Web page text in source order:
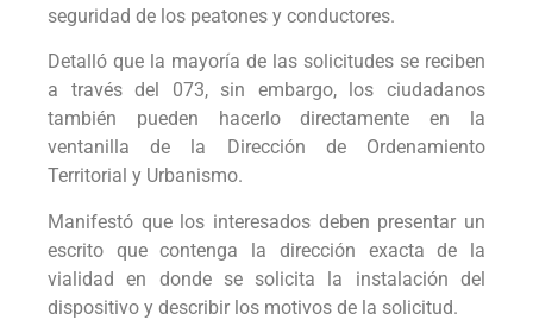
seguridad de los peatones y conductores.
Detalló que la mayoría de las solicitudes se reciben
a través del 073, sin embargo, los ciudadanos
también pueden hacerlo directamente en la
ventanilla de la Dirección de Ordenamiento
Territorial y Urbanismo.
Manifestó que los interesados deben presentar un
escrito que contenga la dirección exacta de la
vialidad en donde se solicita la instalación del
dispositivo y describir los motivos de la solicitud.